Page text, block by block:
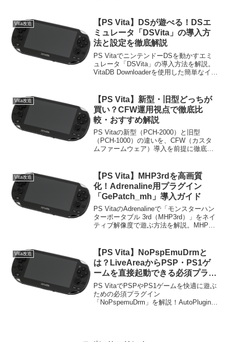
に対する本人の釈明、そして引退に至っ
たキャンセルカルチャーの背景をわかり
やすく解説します。
Vita改造
【PS Vita】DSが遊べる！DSエ
ミュレータ「DSVita」の導入方
法と設定を徹底解説
PS VitaでニンテンドーDSを動かすエミ
ュレータ「DSVita」の導入方法を解説。
VitaDB Downloaderを使用した簡単なイン
クロック設定まで紹介します。愛機Vita
の可能性を広げたい方はぜひ参考にして
ください。
Vita改造
【PS Vita】新型・旧型どっちが
買い？CFW運用視点で徹底比
較・おすすめ解説
PS Vitaの新型（PCH-2000）と旧型
（PCH-1000）の違いを、CFW（カスタ
ムファームウェア）導入を前提に徹底比
無、エミュレータ使用時の画質調整ツー
ルまで詳しく解説します。
Vita改造
【PS Vita】MHP3rdを高画質
化！Adrenaline用プラグイン
「GePatch_mh」導入ガイド
PS VitaのAdrenalineで「モンスターハン
ターポータブル 3rd（MHP3rd）」をネイ
ティブ解像度で遊ぶ方法を解説。MHP3rd
イルの記述、注意点を初心者にも分かり
やすく紹介します。
Vita改造
【PS Vita】NoPspEmuDrmと
は？LiveAreaからPSP・PS1ゲ
ームを直接起動できる必須プラグ
インを解説
PS VitaでPSPやPS1ゲームを快適に遊ぶ
ための必須プラグイン
「NoPspemuDrm」を解説！AutoPlugin II